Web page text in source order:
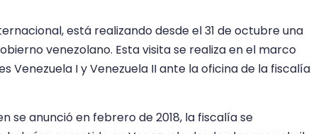
está realizando desde el 31 de octubre una
venezolano. Esta visita se realiza en el marco
Venezuela I y Venezuela II ante la oficina de la fiscalía
se anunció en febrero de 2018, la fiscalía se